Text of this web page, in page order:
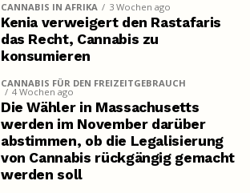
CANNABIS IN AFRIKA 3 Wochen ago
Kenia verweigert den Rastafaris
das Recht, Cannabis zu
konsumieren
CANNABIS FÜR DEN FREIZEITGEBRAUCH
4 Wochen ago
Die Wähler in Massachusetts
werden im November darüber
abstimmen, ob die Legalisierung
von Cannabis rückgängig gemacht
werden soll